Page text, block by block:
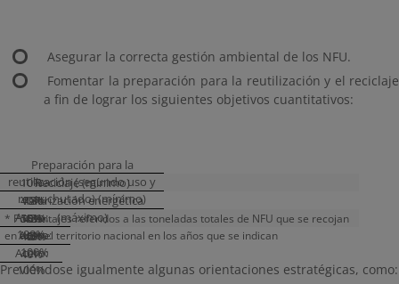
­ Asegurar la correcta gestión ambiental de los NFU.
­ Fomentar la preparación para la reutilización y el reciclaje
a fin de lograr los siguientes objetivos cuantitativos:
Preparación para la
reutilización (segundo uso y
recauchutado) (mínimo)
10%
13%
15%
Reciclaje (mínimo)
40%
Acero:
100%
42%
Acero:
100%
45%
Acero:
100%
Valorización energética
(máximo)
50%
45%
40%
* Porcentajes referidos a las toneladas totales de NFU que se recojan
en todo el territorio nacional en los años que se indican
Previéndose igualmente algunas orientaciones estratégicas, como: